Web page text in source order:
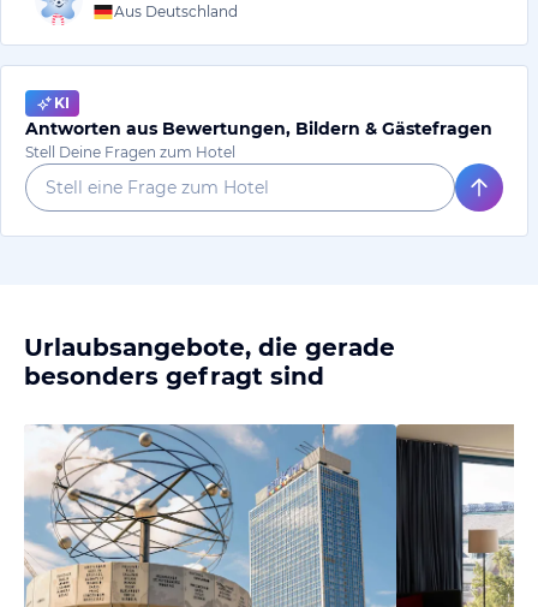
Aus Deutschland
KI
Antworten aus Bewertungen, Bildern & Gästefragen
Stell Deine Fragen zum Hotel
Urlaubsangebote, die gerade
besonders gefragt sind